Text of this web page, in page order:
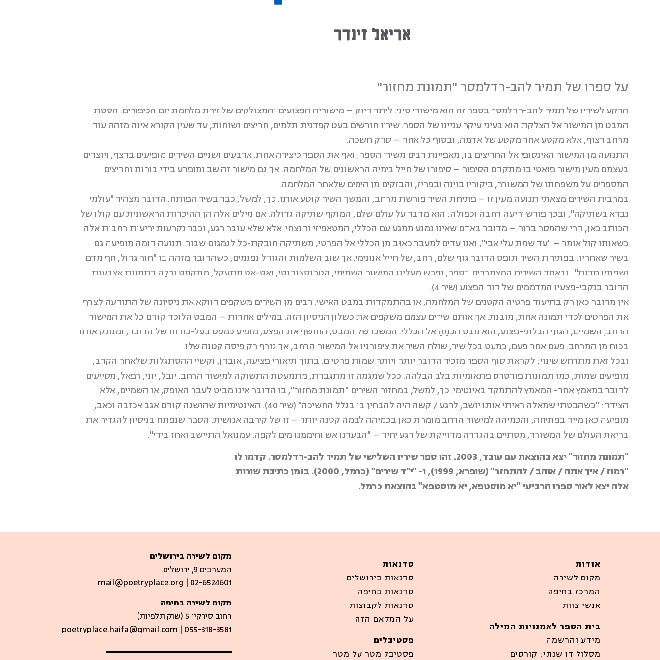
אריאל זינדר
על ספרו של תמיר להב-רדלמסר "תמונת מחזור"
הרקע לשיריו של תמיר להב-רדלמסר בספר זה הוא מישורי סיני. ליתר דיוק – מישוריה הפצועים והמצולקים של זירת מלחמת יום הכיפורים. הסטת
המבט מן המישור אל הצלקת הוא בעיני עיקר עניינו של הספר. שיריו חורשים בעט קפדנית תלמים, חריצים ושוחות, עד שעין הקורא אינה מזהה עוד
מרחב רצוף, אלא מקטע אחר מקטע של אדמה, ובסוף כל אחד – סדק חשכה.
התנועה מן המישור האינסופי אל החריצים בו, מאפיינת רבים משירי הספר, ואף את הספר כיצירה אחת. ארבעים ושניים השירים מופיעים ברצף, ויוצרים
בעצמם מעין מישור פואטי בו מתקדם הסיפור – סיפורו של חייל בימיה הראשונים של המלחמה. אך גם מישור זה שב ומופרע בידי בורות וחריצים
המספרים על משפחתו של המשורר, ביקוריו בוינה ובפריז, והבזקים מן הימים שלאחר המלחמה.
במרבית השירים מצאתי תנועה מעין זו – פתיחת השיר פורשת מרחב, והמשך השיר קוטע אותו. כך, למשל, כבר בשיר הפותח. הדובר מצהיר "עולמי
נברא בשתיקה", ובכך פורש יריעה רחבה וכפולה: הוא מדבר על עולם שלם, המוקף שתיקה גדולה. אם מילים אלה הן ההיכרות הראשונית עם קולו של
הכותב כאן, הרי שהמסר ברור – מדובר באדם שאינו נמנע ממגע עם הכללי, המטאפיזי והנצחי. אלא שלא עובר רגע, וכבר נקרעות יריעות רחבות אלה
כשאותו קול אומר – "עד שמת עלי אבי", ואנו עדים למעבר כאוּב מן הכללי אל הפרטי, משתיקה חובקת-כל לגמגום שבור. תנועה דומה מופיעה גם
בשיר שאחריו: בפתיחת השיר תופס הדובר גוף שלם, רחב, של חייל אנונימי. אך שוב השלמות והגודל נפגמים, כשהדובר מזהה בו "חור גדול, חף מדם
ושפתיו חדות" . ובאחד השירים המצמררים בספר, נפרש מעלינו המישור השמימי, הטרנסצנדנטי, ואט-אט מתעקל, מתקמט וכלֵה בתמונת אצבעות
הדובר בנקבי-פצעיו המדממים של דוד הפצוע (שיר 4).
אין מדובר כאן רק בתיעוד פרטיה הקטנים של המלחמה, או בהתמקדות במבט האישי. רבים מן השירים משקפים דווקא את ניסיונה של התודעה לצרף
את הפרטים לכדי תמונה אחת, מובנת. אך אותם שירים עצמם משקפים את כשלון הניסיון הזה. במילים אחרות – המבט הלוכד קודם כל את המישור
הרחב, השמיים, הגוף הבלתי-פצוע, הוא מבט הכמֵהַ אל הכללי. המשכו של המבט, החושף את הפצע, מופיע כמעט בעל-כורחו של הדובר, ומנתק אותו
בכוח מן המרחב. פעם אחר פעם, כמעט בכל שיר, שולח השיר את ציפורניו אל המישור הרחב, אך גורף רק פיסה קטנה שלו.
ובכל זאת מתרחש שינוי: לקראת סוף הספר מזכיר הדובר יותר ויותר שמות פרטיים. בתוך תיאורי פציעה, אובדן, וקשיי ההסתגלות שלאחר הקרב,
מופיעים שמות, כמו תמונות פורטרט פתאומיות בלב הבלהה. ככל שמגמה זו מתגברת, מתמעטת התשוקה למישור הרחב. יובל, יוני, רפאל, מסייעים
לדובר במאמץ אחר- המאמץ להתמקד באינטימי. כך, למשל, במחזור השירים "תמונת מחזור", בו הדובר אינו מביט לעבר האופק, או השמיים, אלא
הצידה: "כשהבטתי שמאלה ראיתי אותו יושב, לרגע / קשה היה להבחין בו בגלל החשיכה" (שיר 40). האינטימיות שהושגה קודם אגב אכזבה וכאב,
מופיעה כאן מייד בפתיחה, והכמיהה למישור הרחב מומרת כאן בכמיהה לבמה קטנה יותר – זו של קירבה אנושית. הספר שנפתח בניסיון להגדיר את
בריאת העולם של המשורר, מסתיים בהגדרה מדוייקת של רגע יחיד – "הבערנו אש וחיממנו מים לקפה. עמנואל התיישב ואחז בידי".
"תמונת מחזור" יצא בהוצאת עם עובד, 2003. זהו ספר שיריו השלישי של תמיר להב-רדלמסר. קדמו לו
"רמוז / איך אתה / אוהב / להתחזר" (שופרא, 1999), ו- "י"ד שירים" (כרמל, 2000). בזמן כתיבת שורות
אלה יצא לאור ספרו הרביעי "יא מוסטפא, יא מוסטפא" בהוצאת כרמל.
אודות
מקום לשירה
המרכז בחיפה
אנשי צוות
בית הספר לאמנויות המילה
מידע והרשמה
מסלול דו שנתי: קורסים
סדנאות
סדנאות בירושלים
סדנאות בחיפה
סדנאות לקבוצות
על המקאם הזה
פסטיבלים
פסטיבל מטר על מטר
מקום לשירה בירושלים
המערבים 9, ירושלים.
mail@poetryplace.org | 02-6524601
מקום לשירה בחיפה
רחוב סירקין 5 (שוק תלפיות)​
poetryplace.haifa@gmail.com | ​055-318-3581